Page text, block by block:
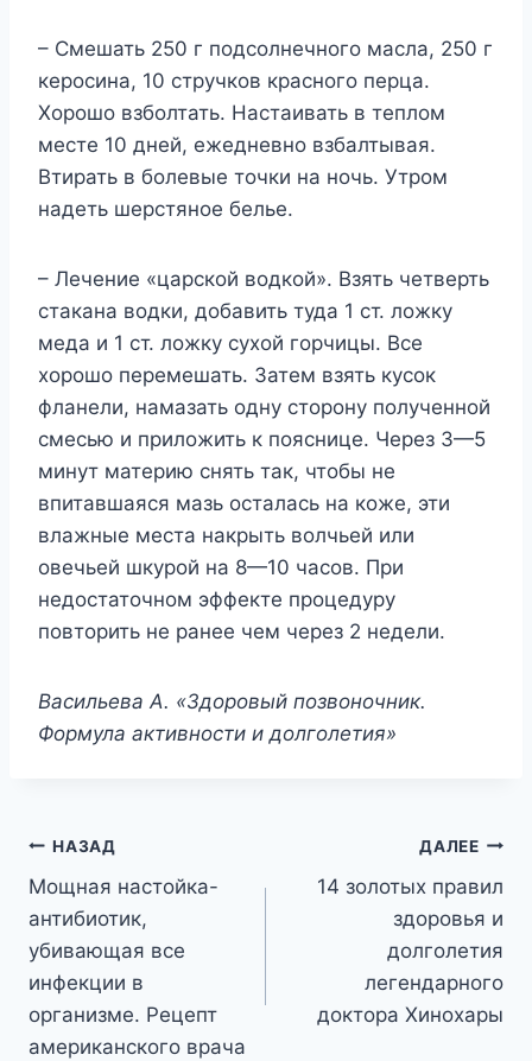
– Смешать 250 г подсолнечного масла, 250 г
керосина, 10 стручков красного перца.
Хорошо взболтать. Настаивать в теплом
месте 10 дней, ежедневно взбалтывая.
Втирать в болевые точки на ночь. Утром
надеть шерстяное белье.
– Лечение «царской водкой». Взять четверть
стакана водки, добавить туда 1 ст. ложку
меда и 1 ст. ложку сухой горчицы. Все
хорошо перемешать. Затем взять кусок
фланели, намазать одну сторону полученной
смесью и приложить к пояснице. Через 3—5
минут материю снять так, чтобы не
впитавшаяся мазь осталась на коже, эти
влажные места накрыть волчьей или
овечьей шкурой на 8—10 часов. При
недостаточном эффекте процедуру
повторить не ранее чем через 2 недели.
Васильева А. «Здоровый позвоночник.
Формула активности и долголетия»
Навигация
по
записям
НАЗАД
Мощная настойка-
антибиотик,
убивающая все
инфекции в
организме. Рецепт
американского врача
ДАЛЕЕ
14 золотых правил
здоровья и
долголетия
легендарного
доктора Хинохары